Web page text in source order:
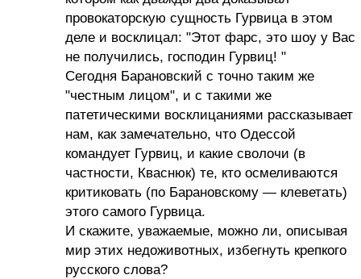
провокаторскую сущность Гурвица в этом
деле и восклицал: "Этот фарс, это шоу у Вас
не получились, господин Гурвиц! "
Сегодня Барановский с точно таким же
"честным лицом", и с такими же
патетическими восклицаниями рассказывает
нам, как замечательно, что Одессой
командует Гурвиц, и какие сволочи (в
частности, Кваснюк) те, кто осмеливаются
критиковать (по Барановскому — клеветать)
этого самого Гурвица.
И скажите, уважаемые, можно ли, описывая
мир этих недоживотных, избегнуть крепкого
русского слова?